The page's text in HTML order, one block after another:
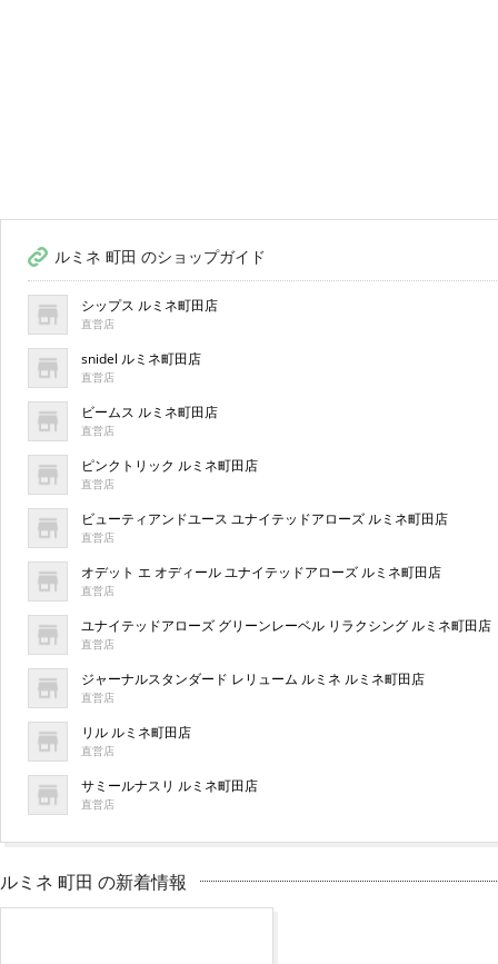
ルミネ 町田 のショップガイド
シップス ルミネ町田店
直営店
snidel ルミネ町田店
直営店
ビームス ルミネ町田店
直営店
ピンクトリック ルミネ町田店
直営店
ビューティアンドユース ユナイテッドアローズ ルミネ町田店
直営店
オデット エ オディール ユナイテッドアローズ ルミネ町田店
直営店
ユナイテッドアローズ グリーンレーベル リラクシング ルミネ町田店
直営店
ジャーナルスタンダード レリューム ルミネ ルミネ町田店
直営店
リル ルミネ町田店
直営店
サミールナスリ ルミネ町田店
直営店
ルミネ 町田 の新着情報